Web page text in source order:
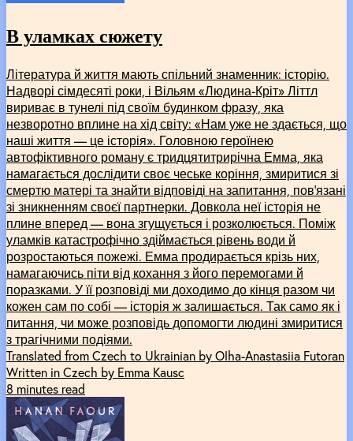
В уламках сюжету
Література й життя мають спільний знаменник: історію.
Надворі сімдесяті роки, і Вільям «Людина-Кріт» Літтл
вириває в тунелі під своїм будинком фразу, яка
незворотно вплине на хід світу: «Нам уже не здається, що
наші життя — це історія». Головною героїнею
автофіктивного роману є тридцятитрирічна Емма, яка
намагається дослідити своє чеське коріння, змиритися зі
смертю матері та знайти відповіді на запитання, пов’язані
зі зникненням своєї партнерки. Довкола неї історія не
плине вперед — вона згущується і розколюється. Поміж
уламків катастрофічно здіймається рівень води й
розростаються пожежі. Емма продирається крізь них,
намагаючись піти від кохання з його перемогами й
поразками. У її розповіді ми доходимо до кінця разом чи
кожен сам по собі — історія ж залишається. Так само як і
питання, чи може розповідь допомогти людині змиритися
з трагічними подіями.
Translated from Czech to Ukrainian by Olha-Anastasiia Futoran
Written in Czech by Emma Kausc
8 minutes read